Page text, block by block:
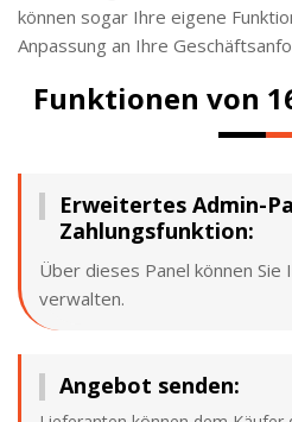
können sogar Ihre eigene
Anpassung an Ihre
Funktionen von
Erweitertes Admin-
Zahlungsfunktion:
Über dieses Panel können Sie
verwalten.
Angebot senden: